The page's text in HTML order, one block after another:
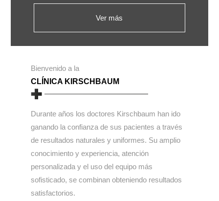
Ver más
Bienvenido a la
CLÍNICA KIRSCHBAUM
Durante años los doctores Kirschbaum han ido
ganando la confianza de sus pacientes a través
de resultados naturales y uniformes. Su amplio
conocimiento y experiencia, atención
personalizada y el uso del equipo más
sofisticado, se combinan obteniendo resultados
satisfactorios.